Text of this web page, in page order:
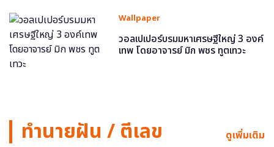
Wallpaper
วอลเปเปอร์บรมมหาเศรษฐีใหญ่ 3 องค์
เทพ โดยอาจารย์ มิก พชร ทูตเทวะ
ทำนายฝัน / ตีเลข ดูเพิ่มเติม